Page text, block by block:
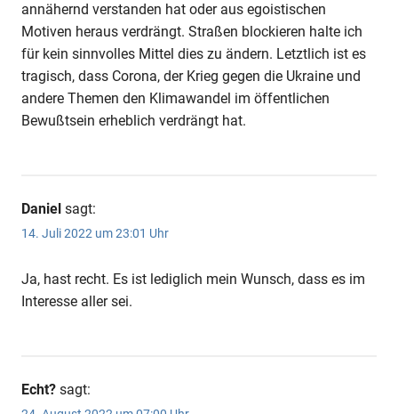
annähernd verstanden hat oder aus egoistischen
Motiven heraus verdrängt. Straßen blockieren halte ich
für kein sinnvolles Mittel dies zu ändern. Letztlich ist es
tragisch, dass Corona, der Krieg gegen die Ukraine und
andere Themen den Klimawandel im öffentlichen
Bewußtsein erheblich verdrängt hat.
Daniel sagt:
14. Juli 2022 um 23:01 Uhr
Ja, hast recht. Es ist lediglich mein Wunsch, dass es im
Interesse aller sei.
Echt? sagt: